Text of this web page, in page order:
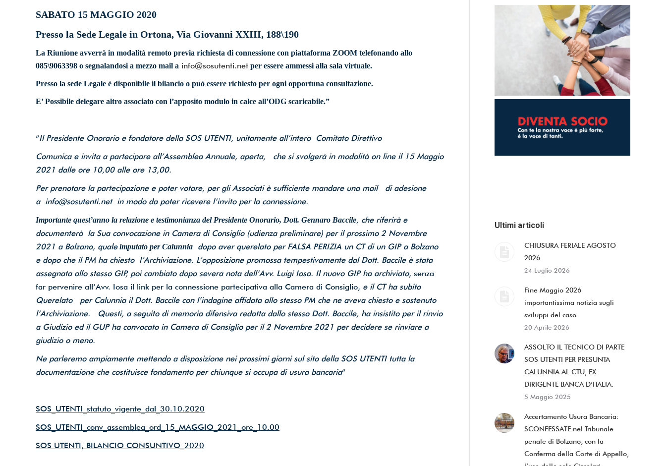
SABATO 15 MAGGIO 2020
Presso la Sede Legale in Ortona, Via Giovanni XXIII, 188\190
La Riunione avverrà in modalità remoto previa richiesta di connessione con piattaforma ZOOM telefonando allo
085\9063398 o segnalandosi a mezzo mail a info@sosutenti.net per essere ammessi alla sala virtuale.
Presso la sede Legale è disponibile il bilancio o può essere richiesto per ogni opportuna consultazione.
E’ Possibile delegare altro associato con l’apposito modulo in calce all’ODG scaricabile.”
“Il Presidente Onorario e fondatore della SOS UTENTI, unitamente all’intero Comitato Direttivo
Comunica e invita a partecipare all’Assemblea Annuale, aperta, che si svolgerà in modalità on line il 15 Maggio
2021 dalle ore 10,00 alle ore 13,00.
Per prenotare la partecipazione e poter votare, per gli Associati è sufficiente mandare una mail di adesione
a info@sosutenti.netin modo da poter ricevere l’invito per la connessione.
Importante quest’anno la relazione e testimonianza del Presidente Onorario, Dott. Gennaro Baccile, che riferirà e
documenterà la Sua convocazione in Camera di Consiglio (udienza preliminare) per il prossimo 2 Novembre
2021 a Bolzano, qualeimputato per Calunnia dopo aver querelato per FALSA PERIZIA un CT di un GIP a Bolzano
e dopo che il PM ha chiesto l’Archiviazione. L’opposizione promossa tempestivamente dal Dott. Baccile è stata
assegnata allo stesso GIP, poi cambiato dopo severa nota dell’Avv. Luigi Iosa. Il nuovo GIP ha archiviato, senza
far pervenire all’Avv. Iosa il link per la connessione partecipativa alla Camera di Consiglio, e il CT ha subito
Querelato per Calunnia il Dott. Baccile con l’indagine affidata allo stesso PM che ne aveva chiesto e sostenuto
l’Archiviazione. Questi, a seguito di memoria difensiva redatta dallo stesso Dott. Baccile, ha insistito per il rinvio
a Giudizio ed il GUP ha convocato in Camera di Consiglio per il 2 Novembre 2021 per decidere se rinviare a
giudizio o meno.
Ne parleremo ampiamente mettendo a disposizione nei prossimi giorni sul sito della SOS UTENTI tutta la
documentazione che costituisce fondamento per chiunque si occupa di usura bancaria”
SOS_UTENTI_statuto_vigente_dal_30.10.2020
SOS_UTENTI_conv_assemblea_ord_15_MAGGIO_2021_ore_10.00
SOS UTENTI, BILANCIO CONSUNTIVO_2020
Ultimi articoli
CHIUSURA FERIALE AGOSTO
2026
24 Luglio 2026
Fine Maggio 2026
importantissima notizia sugli
sviluppi del caso
20 Aprile 2026
ASSOLTO IL TECNICO DI PARTE
SOS UTENTI PER PRESUNTA
CALUNNIA AL CTU, EX
DIRIGENTE BANCA D’ITALIA.
5 Maggio 2025
Accertamento Usura Bancaria:
SCONFESSATE nel Tribunale
penale di Bolzano, con la
Conferma della Corte di Appello,
Accetto le condizioni per il trattamento dei dati*